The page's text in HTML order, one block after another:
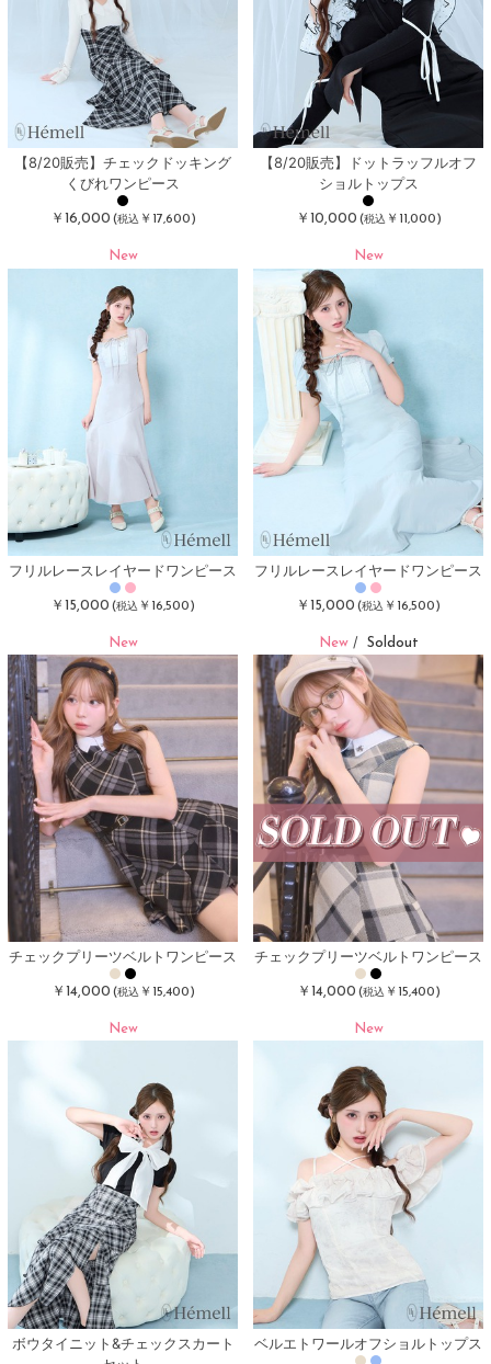
【8/20販売】チェックドッキング
くびれワンピース
￥16,000(税込￥17,600)
【8/20販売】ドットラッフルオフ
ショルトップス
￥10,000(税込￥11,000)
New
フリルレースレイヤードワンピース
￥15,000(税込 ￥16,500)
New
フリルレースレイヤードワンピース
￥15,000(税込 ￥16,500)
New
チェックプリーツベルトワンピース
￥14,000(税込￥15,400)
New/ Soldout
チェックプリーツベルトワンピース
￥14,000(税込￥15,400)
New
ボウタイニット&チェックスカート
New
ベルエトワールオフショルトップス